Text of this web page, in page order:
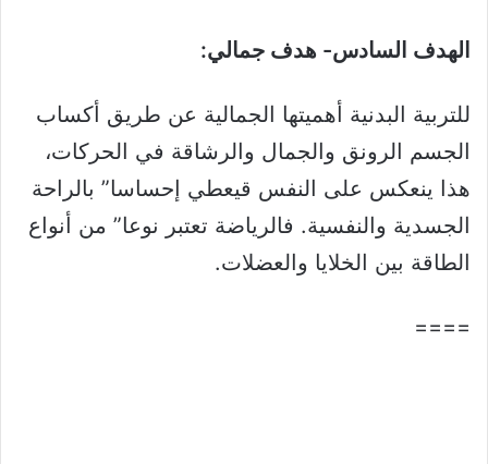
الهدف السادس- هدف جمالي:
للتربية البدنية أهميتها الجمالية عن طريق أكساب
الجسم الرونق والجمال والرشاقة في الحركات،
هذا ينعكس على النفس قيعطي إحساسا” بالراحة
الجسدية والنفسية. فالرياضة تعتبر نوعا” من أنواع
الطاقة بين الخلايا والعضلات.
====